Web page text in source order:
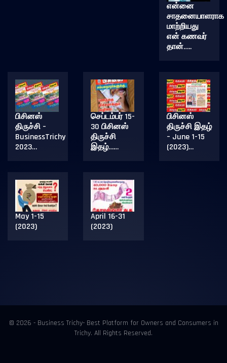
என்னை
சாதனையாளராக
மாற்றியது
என் கணவர்
தான்…..
பிசினஸ்
திருச்சி –
BusinessTrichy
2023…
செப்டம்பர் 15-
30 பிசினஸ்
திருச்சி
இதழ்……
பிசினஸ்
திருச்சி இதழ்
– June 1-15
(2023)…
May 1-15
(2023)
April 16-31
(2023)
© 2026 - Business Trichy- Best Platform for Owners and Consumers in
Trichy. All Rights Reserved.